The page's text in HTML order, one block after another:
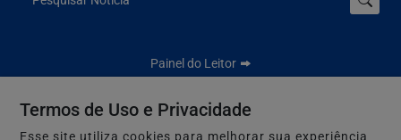
Pesquisar Notícia
Painel do Leitor
Termos de Uso e Privacidade
Esse site utiliza cookies para melhorar sua experiência